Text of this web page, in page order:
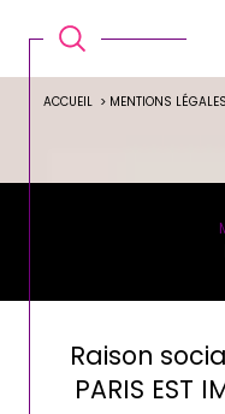
ACCUEIL MENTIONS LÉGALES
Raison
PARIS EST